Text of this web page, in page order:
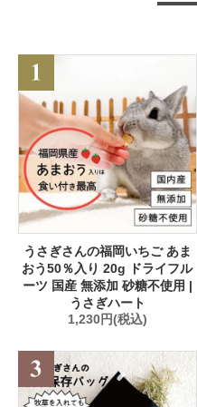
うさぎさんの福岡いちご あま
おう50％入り 20g ドライフル
ーツ 国産 無添加 砂糖不使用 |
うさぎハート
1,230円(税込)